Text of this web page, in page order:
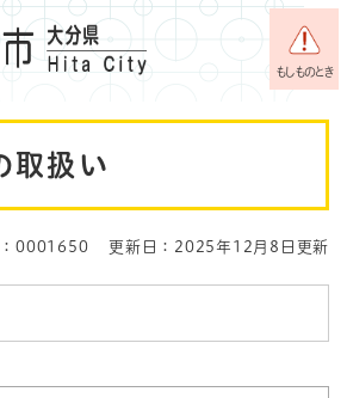
ューを飛ばして本文へ
もしものとき
取扱い
0001650 更新日：2025年12月8日更新